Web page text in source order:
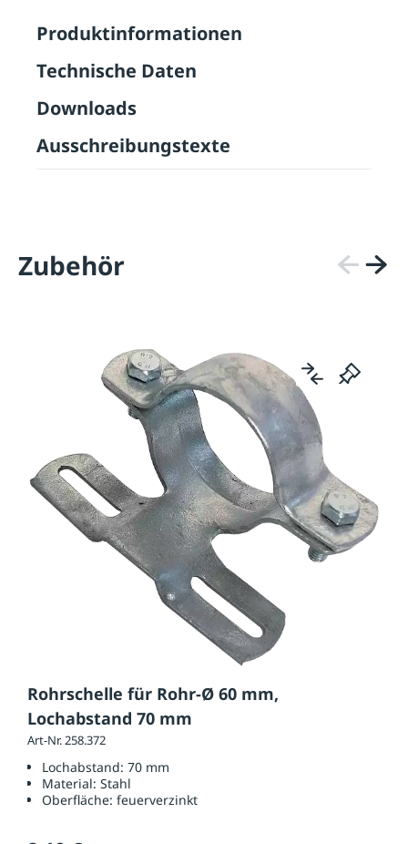
Produktinformationen
Technische Daten
Downloads
Ausschreibungstexte
Zubehör
Rohrschelle für Rohr-Ø 60 mm,
Lochabstand 70 mm
Art-Nr. 258.372
Lochabstand: 70 mm
Material: Stahl
Oberfläche: feuerverzinkt